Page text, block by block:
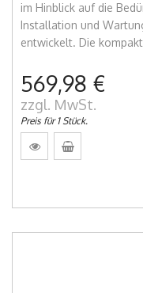
im Hinblick auf die
Installation und
entwickelt. Die
569,98 €
zzgl. MwSt.
Preis für 1 Stück.